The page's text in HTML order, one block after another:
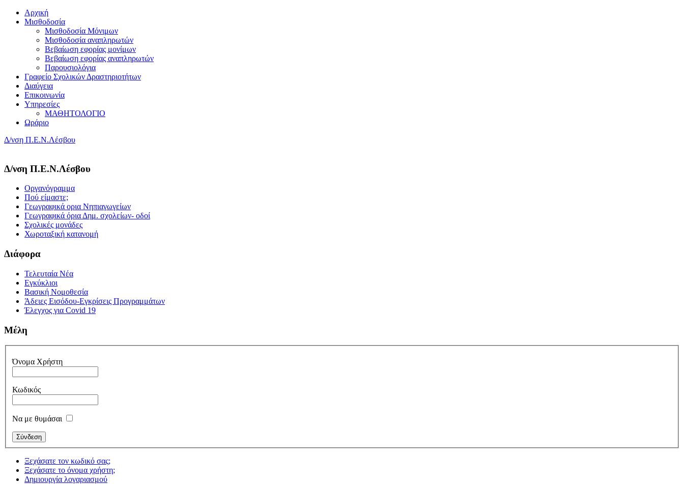
Αρχική
Μισθοδοσία
Μισθοδοσία Μόνιμων
Μισθοδοσία αναπληρωτών
Βεβαίωση εφορίας μονίμων
Βεβαίωση εφορίας αναπληρωτών
Παρουσιολόγια
Γραφείο Σχολικών Δραστηριοτήτων
Διαύγεια
Επικοινωνία
Υπηρεσίες
ΜΑΘΗΤΟΛΟΓΙΟ
Ωράριο
Δ/νση Π.Ε.Ν.Λέσβου
Δ/νση Π.Ε.Ν.Λέσβου
Οργανόγραμμα
Πού είμαστε;
Γεωγραφικά ορια Νηπιαγωγείων
Γεωγραφικά όρια Δημ. σχολείων- οδοί
Σχολικές μονάδες
Χωροταξική κατανομή
Διάφορα
Τελευταία Νέα
Εγκύκλιοι
Βασική Νομοθεσία
Άδειες Εισόδου-Εγκρίσεις Προγραμμάτων
Έλεγχος για Covid 19
Μέλη
Όνομα Χρήστη
Κωδικός
Να με θυμάσαι
Ξεχάσατε τον κωδικό σας;
Ξεχάσατε το όνομα χρήστη;
Δημιουργία λογαριασμού